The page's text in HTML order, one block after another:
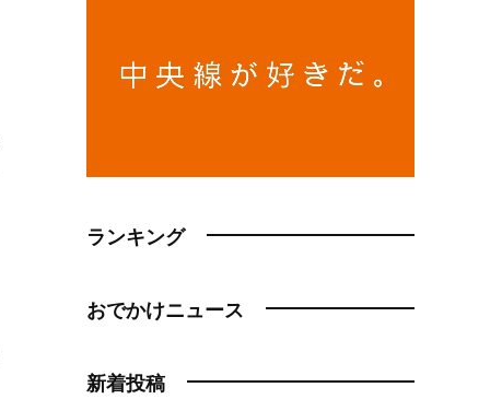
ランキング
おでかけニュース
新着投稿